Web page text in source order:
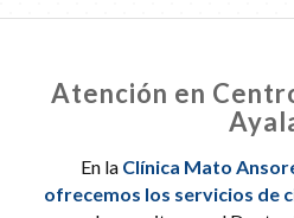
Atención en
En la Clínica Mato
ofrecemos los servicios de